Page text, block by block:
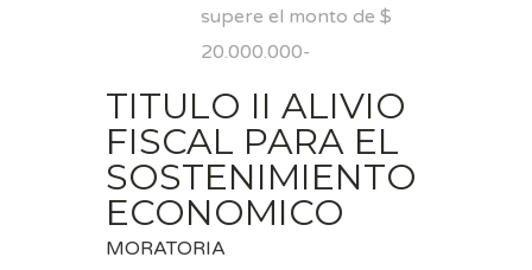
supere el monto de $
20.000.000-
TITULO II ALIVIO
FISCAL PARA EL
SOSTENIMIENTO
ECONOMICO
MORATORIA